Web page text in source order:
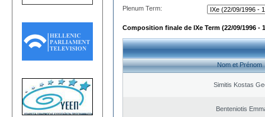
Plenum Term:
Composition finale de IXe Term (22/09/1996 -
Nom et Prénom
Simitis Kostas
Benteniotis